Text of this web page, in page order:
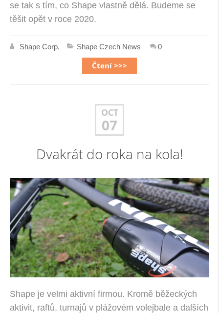
se tak s tím, co Shape vlastně dělá. Budeme se
těšit opět v roce 2020.
Shape Corp. Shape Czech News 0
Čtení >>>
OCT
07
Dvakrát do roka na kola!
Shape je velmi aktivní firmou. Kromě běžeckých
aktivit, raftů, turnajů v plážovém volejbale a dalších